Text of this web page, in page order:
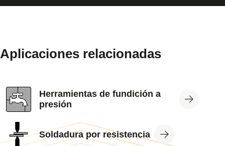
Aplicaciones relacionadas
View
Application
Herramientas de fundición a
presión
View
ApplicationSoldadura por resistencia